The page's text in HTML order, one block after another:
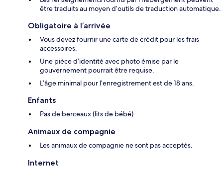
être traduits au moyen d’outils de traduction automatique.
Obligatoire à l’arrivée
Vous devez fournir une carte de crédit pour les frais
accessoires.
Une pièce d’identité avec photo émise par le
gouvernement pourrait être requise.
L’âge minimal pour l’enregistrement est de 18 ans.
Enfants
Pas de berceaux (lits de bébé)
Animaux de compagnie
Les animaux de compagnie ne sont pas acceptés.
Internet